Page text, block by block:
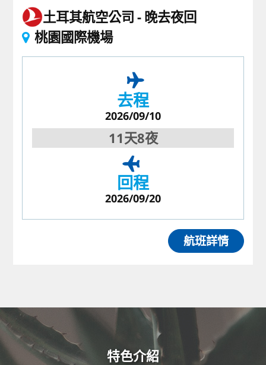
土耳其航空公司
晚去夜回
桃園國際機場
去程
2026/09/10
11天8夜
回程
2026/09/20
航班詳情
特色介紹